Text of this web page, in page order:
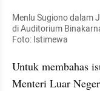
Menlu Sugiono dalam
di Auditorium
Foto: Istimewa
Untuk membahas
Menteri Luar